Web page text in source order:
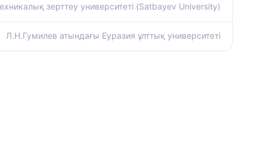
зерттеу университеті (Satbayev University)
Л.Н.Гумилев атындағы Еуразия ұлттық университеті